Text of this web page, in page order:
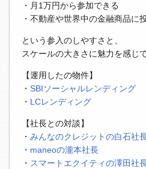
・月1万円から参加できる
・不動産や世界中の金融商品に
という参入のしやすさと、
スケールの大きさに魅力を感じ
【運用したの物件】
・ SBIソーシャルレンディング
・ LCレンディング
【社長との対談】
・ みんなのクレジットの白石社
・ maneoの瀧本社長
・ スマートエクイティの澤田社